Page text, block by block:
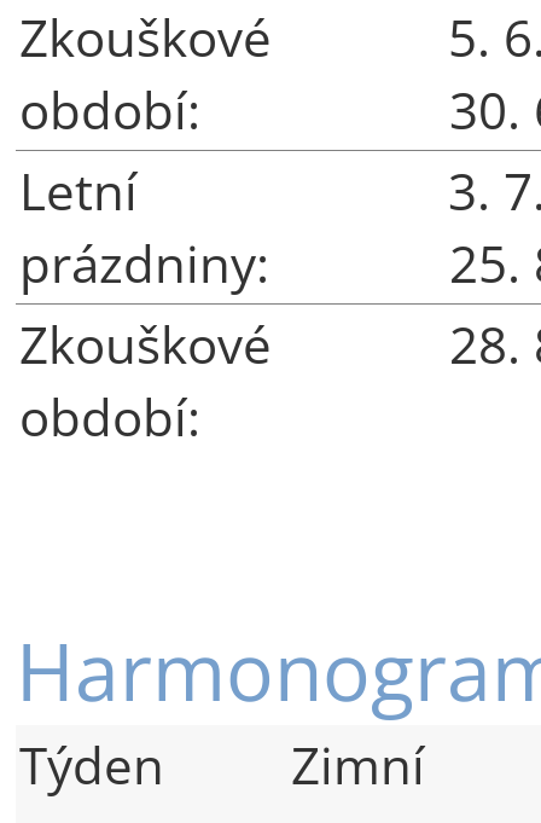
Zkouškové
období:
5.
30.
Letní
prázdniny:
3.
25.
Zkouškové
období:
28.
Týden
Zimní